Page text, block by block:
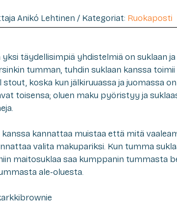
Anikó Lehtinen / Kategoriat: Ruokaposti
yksi täydellisimpiä yhdistelmiä on suklaan
tumman, tuhdin suklaan kanssa
koska kun jälkiruuassa ja juomassa
toisensa; oluen maku pyöristyy ja
kanssa kannattaa muistaa että mitä
valita makupariksi. Kun tumma
maitosuklaa saa kumppanin tummasta
ale-oluesta.